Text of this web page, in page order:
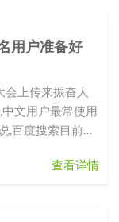
用户准备好
会上传来振奋人
文用户最常使用
,百度搜索目前已
查看详情